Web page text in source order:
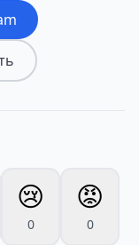
😢
0
😡
0